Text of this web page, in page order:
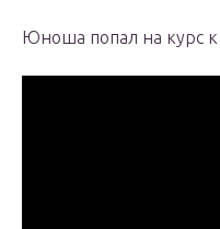
Юноша попал на курс